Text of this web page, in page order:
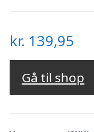
kr. 139,95
Gå til shop